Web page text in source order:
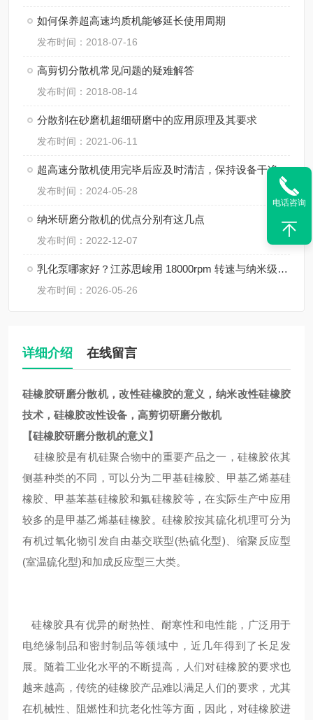
如何保养超高速均质机能够延长使用周期
发布时间：2018-07-16
高剪切分散机常见问题的疑难解答
发布时间：2018-08-14
分散剂在砂磨机超细研磨中的应用原理及其要求
发布时间：2021-06-11
超高速分散机使用完毕后应及时清洁，保持设备干净
发布时间：2024-05-28
纳米研磨分散机的优点分别有这几点
发布时间：2022-12-07
乳化泵哪家好？江苏思峻用 18000rpm 转速与纳米级粒径给出答案（附FAQ常见问题解答）
发布时间：2026-05-26
详细介绍 在线留言
硅橡胶研磨分散机，改性硅橡胶的意义，纳米改性硅橡胶
技术，硅橡胶改性设备，高剪切研磨分散机
【硅橡胶研磨分散机的意义】
硅橡胶是有机硅聚合物中的重要产品之一，硅橡胶依其
侧基种类的不同，可以分为二甲基硅橡胶、甲基乙烯基硅
橡胶、甲基苯基硅橡胶和氟硅橡胶等，在实际生产中应用
较多的是甲基乙烯基硅橡胶。硅橡胶按其硫化机理可分为
有机过氧化物引发自由基交联型(热硫化型)、缩聚反应型
(室温硫化型)和加成反应型三大类。
硅橡胶具有优异的耐热性、耐寒性和电性能，广泛用于
电绝缘制品和密封制品等领域中，近几年得到了长足发
展。 随着工业化水平的不断提高，人们对硅橡胶的要求也
越来越高，传统的硅橡胶产品难以满足人们的要求，尤其
在机械性、阻燃性和抗老化性等方面，因此，对硅橡胶进
电话咨询